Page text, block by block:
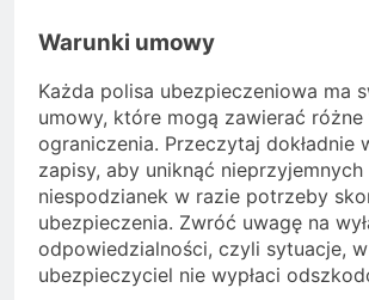
Warunki umowy
Każda polisa ubezpieczeniowa ma
umowy, które mogą zawierać różne
ograniczenia. Przeczytaj dokładnie
zapisy, aby uniknąć nieprzyjemnych
niespodzianek w razie potrzeby
ubezpieczenia. Zwróć uwagę na
odpowiedzialności, czyli sytuacje,
ubezpieczyciel nie wypłaci